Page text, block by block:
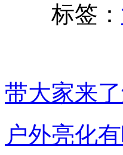
标签：
带大家来
户外亮化